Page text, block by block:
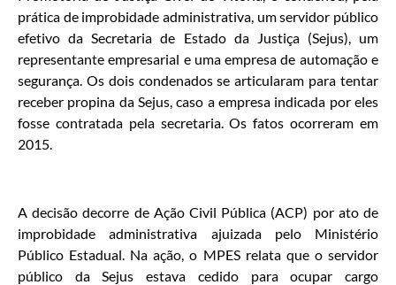
prática de improbidade administrativa, um servidor público
efetivo da Secretaria de Estado da Justiça (Sejus), um
representante empresarial e uma empresa de automação e
segurança. Os dois condenados se articularam para tentar
receber propina da Sejus, caso a empresa indicada por eles
fosse contratada pela secretaria. Os fatos ocorreram em
2015.
A decisão decorre de Ação Civil Pública (ACP) por ato de
improbidade administrativa ajuizada pelo Ministério
Público Estadual. Na ação, o MPES relata que o servidor
público da Sejus estava cedido para ocupar cargo